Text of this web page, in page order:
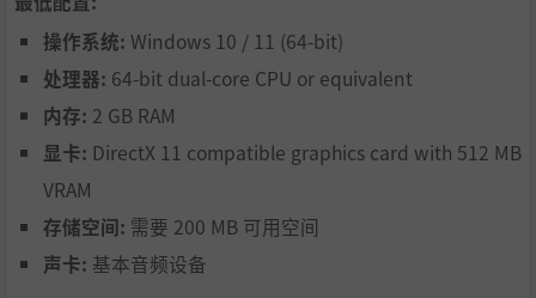
操作系统: Windows 10 / 11 (64-bit)
处理器: 64-bit dual-core CPU or equivalent
内存: 2 GB RAM
显卡: DirectX 11 compatible graphics card with 512 MB
VRAM
存储空间: 需要 200 MB 可用空间
声卡: 基本音频设备